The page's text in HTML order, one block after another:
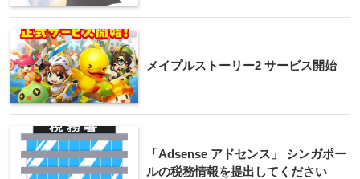
メイプルストーリー2 サービス開始
「Adsense アドセンス」 シンガポー
ルの税務情報を提出してください